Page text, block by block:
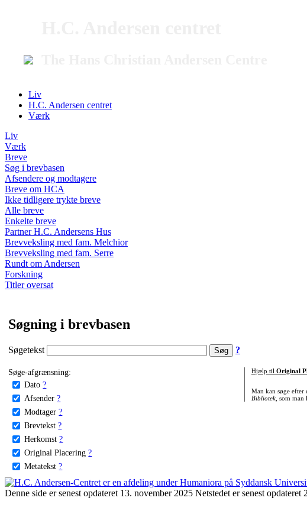
Liv
H.C. Andersen centret
Værk
Liv
Værk
Breve
Søg i brevbasen
Afsendere og modtagere
Breve om HCA
Ikke tidligere trykte breve
Alle breve
Enkelte breve
Partner H.C. Andersens Hus
Brevveksling med fam. Melchior
Brevveksling med fam. Serre
Rundt om Andersen
Forskning
Titler oversat
Søgning i brevbasen
Søgetekst ?
Søge-afgrænsning:
Dato ?
Afsender ?
Modtager ?
Brevtekst ?
Herkomst ?
Original Placering ?
Metatekst ?
Hjælp til Original
Man kan søge
Bibliotek, som man
Denne side er senest opdateret 13. november 2025 Netstedet er senest opdateret